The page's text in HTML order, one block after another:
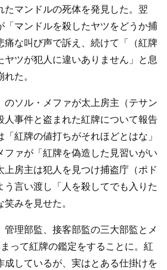
たマンドルの死体を発見した。翌
「マンドルを殺したヤツをどうか捕
痛な叫び声で訴え、続けて「（紅牌
ヤツが犯人に違いありません」と息
た。
のソル・メファが太上房主（テサン
人事件と盗まれた紅牌について報告
紅牌の値打ちがそれほどとはな」
ファが「紅牌を偽造した見習いがい
上房主は犯人を見つけ捕盗庁（ポド
言い渡し「人を殺してでも入りた
みを見せた。
理部監、接客部監の三大部監とメ
って紅牌の鑑定をすることに。紅
成しているが、実はとある仕掛けを